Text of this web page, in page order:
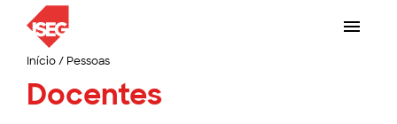
Início/ Pessoas
Docentes